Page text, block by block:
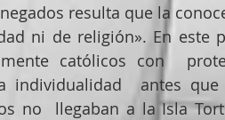
resulta que la
ni de religión». En este
católicos con
individualidad  antes
no  llegaban a la Isla